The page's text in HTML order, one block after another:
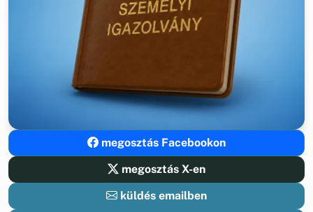
megosztás Facebookon
megosztás X-en
küldés emailben